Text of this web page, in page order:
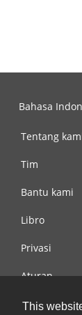
This
Bahasa
Tentang
Tim
Bantu kami
Libro
Privasi
Aturan
Hubungi